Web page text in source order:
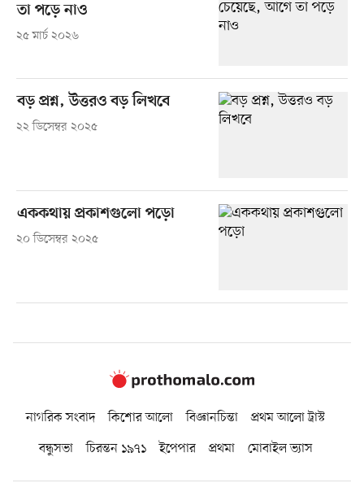
তা পড়ে নাও
২৫ মার্চ ২০২৬
বড় প্রশ্ন, উত্তরও বড় লিখবে
২২ ডিসেম্বর ২০২৫
এককথায় প্রকাশগুলো পড়ো
২০ ডিসেম্বর ২০২৫
নাগরিক সংবাদ কিশোর আলো বিজ্ঞানচিন্তা
প্রথম আলো ট্রাস্ট
বন্ধুসভা
চিরন্তন ১৯৭১ ইপেপার প্রথমা মোবাইল ভ্যাস